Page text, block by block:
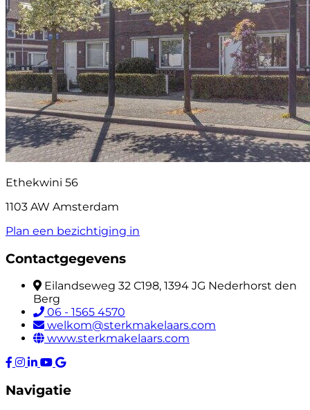
Ethekwini 56
1103 AW Amsterdam
Plan een bezichtiging in
Contactgegevens
Eilandseweg 32 C198, 1394 JG Nederhorst den
Berg
06 - 1565 4570
welkom@sterkmakelaars.com
www.sterkmakelaars.com
Navigatie